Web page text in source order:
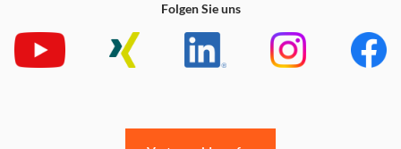
Folgen Sie uns